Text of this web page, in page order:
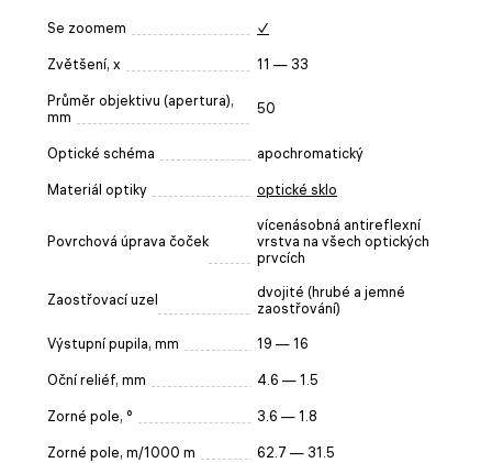
Se zoomem ✓
Zvětšení, x 11 — 33
Průměr objektivu (apertura),
mm
50
Optické schéma apochromatický
Materiál optiky optické sklo
Povrchová úprava čoček
vícenásobná antireflexní
vrstva na všech optických
prvcích
Zaostřovací uzel
dvojité (hrubé a jemné
zaostřování)
Výstupní pupila, mm 19 — 16
Oční reliéf, mm 4.6 — 1.5
Zorné pole, ° 3.6 — 1.8
Zorné pole, m/1000 m 62.7 — 31.5